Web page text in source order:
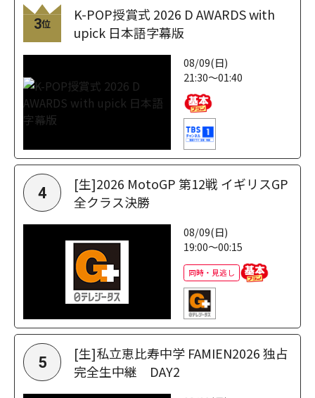
3位
K-POP授賞式 2026 D AWARDS with
upick 日本語字幕版
08/09(日)
21:30～01:40
4
[生]2026 MotoGP 第12戦 イギリスGP
全クラス決勝
08/09(日)
19:00～00:15
同時・見逃し
5
[生]私立恵比寿中学 FAMIEN2026 独占
完全生中継 DAY2